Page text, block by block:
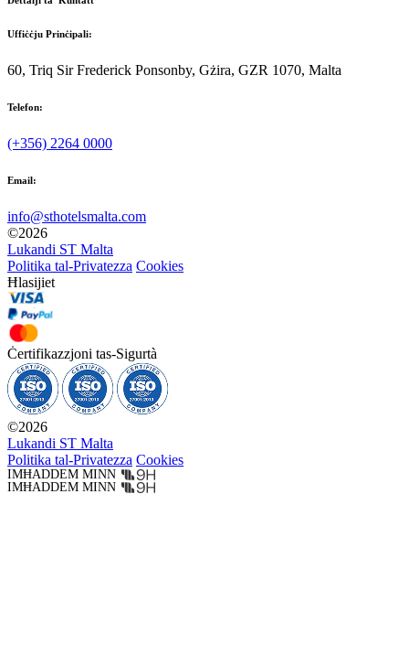
Uffiċċju Prinċipali:
60, Triq Sir Frederick Ponsonby, Gżira, GZR 1070, Malta
Telefon:
(+356) 2264 0000
Email:
info@sthotelsmalta.com
©2026
Lukandi ST Malta
Politika tal-Privatezza Cookies
Ħlasijiet
Ċertifikazzjoni tas-Sigurtà
©2026
Lukandi ST Malta
Politika tal-Privatezza Cookies
IMĦADDEM MINN
IMĦADDEM MINN